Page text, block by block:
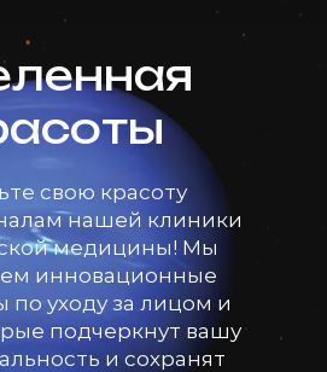
свою красоту
нашей клиники
медицины! Мы
инновационные
уходу за лицом и
подчеркнут вашу
и сохранят